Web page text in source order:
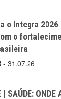
o Integra
o
- 31.07.26
| SAÚDE: ONDE